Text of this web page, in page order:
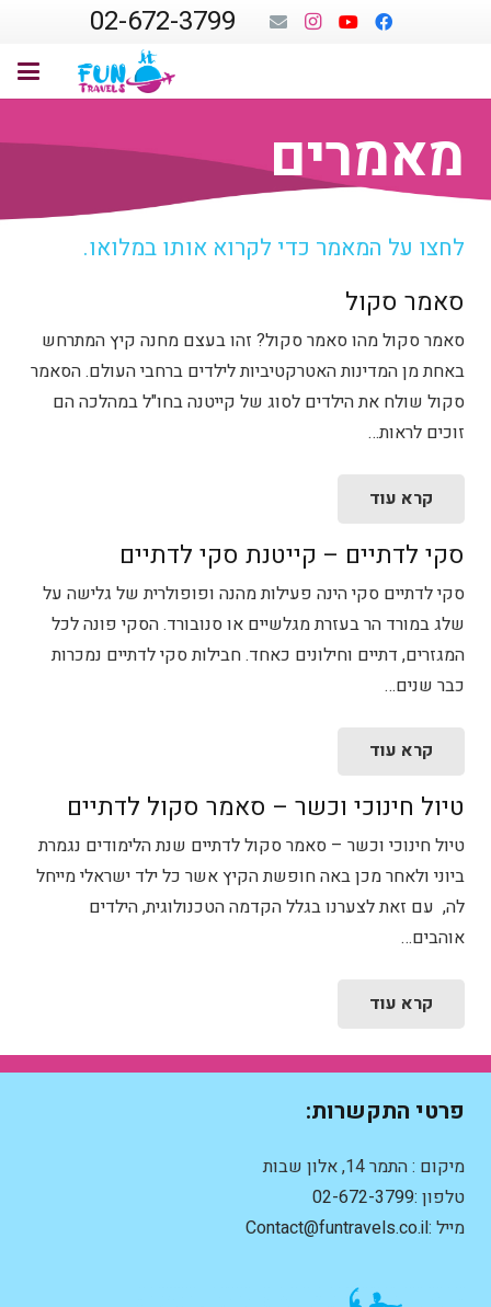
02-672-3799
מאמרים
לחצו על המאמר כדי לקרוא אותו במלואו.
סאמר סקול
סאמר סקול מהו סאמר סקול? זהו בעצם מחנה קיץ המתרחש
באחת מן המדינות האטרקטיביות לילדים ברחבי העולם. הסאמר
סקול שולח את הילדים לסוג של קייטנה בחו"ל במהלכה הם
זוכים לראות…
קרא עוד
סקי לדתיים – קייטנת סקי לדתיים
סקי לדתיים סקי הינה פעילות מהנה ופופולרית של גלישה על
שלג במורד הר בעזרת מגלשיים או סנובורד. הסקי פונה לכל
המגזרים, דתיים וחילונים כאחד. חבילות סקי לדתיים נמכרות
כבר שנים…
קרא עוד
טיול חינוכי וכשר – סאמר סקול לדתיים
טיול חינוכי וכשר – סאמר סקול לדתיים שנת הלימודים נגמרת
ביוני ולאחר מכן באה חופשת הקיץ אשר כל ילד ישראלי מייחל
לה, עם זאת לצערנו בגלל הקדמה הטכנולוגית, הילדים
אוהבים…
קרא עוד
פרטי התקשרות:
מיקום : התמר 14, אלון שבות
טלפון :02-672-3799
מייל :Contact@funtravels.co.il